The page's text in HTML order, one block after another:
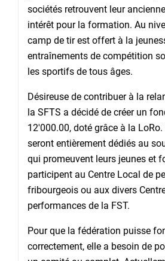
sociétés retrouvent leur
intérêt pour la formation. Au
camp de tir est offert à la
entraînements de compétition
les sportifs de tous âges.
Désireuse de contribuer à la
la SFTS a décidé de créer un
12'000.00, doté grâce à la
seront entièrement dédiés au
qui promeuvent leurs jeunes et
participent au Centre Local de
fribourgeois ou aux divers
performances de la FST.
Pour que la fédération puisse
correctement, elle a besoin de